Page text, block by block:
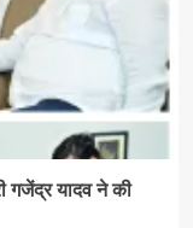
गजेंद्र यादव ने की